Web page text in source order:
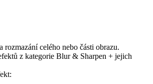
rozmazání celého nebo části obrazu.
z kategorie Blur & Sharpen + jejich